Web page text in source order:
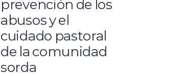
prevención de los
abusos y el
cuidado pastoral
de la comunidad
sorda